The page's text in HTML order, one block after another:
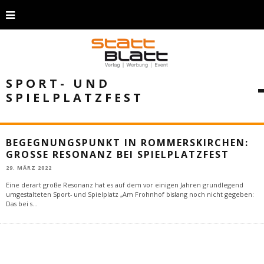
SPORT- UND
SPIELPLATZFEST
BEGEGNUNGSPUNKT IN ROMMERSKIRCHEN:
GROSSE RESONANZ BEI SPIELPLATZFEST
29. MÄRZ 2022
Eine derart große Resonanz hat es auf dem vor einigen Jahren grundlegend
umgestalteten Sport- und Spielplatz „Am Frohnhof bislang noch nicht gegeben:
Das bei s...